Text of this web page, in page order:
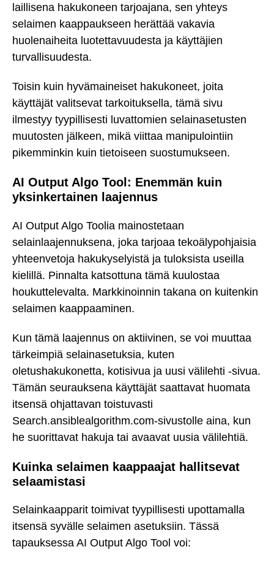
laillisena hakukoneen tarjoajana, sen yhteys
selaimen kaappaukseen herättää vakavia
huolenaiheita luotettavuudesta ja käyttäjien
turvallisuudesta.
Toisin kuin hyvämaineiset hakukoneet, joita
käyttäjät valitsevat tarkoituksella, tämä sivu
ilmestyy tyypillisesti luvattomien selainasetusten
muutosten jälkeen, mikä viittaa manipulointiin
pikemminkin kuin tietoiseen suostumukseen.
AI Output Algo Tool: Enemmän kuin
yksinkertainen laajennus
AI Output Algo Toolia mainostetaan
selainlaajennuksena, joka tarjoaa tekoälypohjaisia
yhteenvetoja hakukyselyistä ja tuloksista useilla
kielillä. Pinnalta katsottuna tämä kuulostaa
houkuttelevalta. Markkinoinnin takana on kuitenkin
selaimen kaappaaminen.
Kun tämä laajennus on aktiivinen, se voi muuttaa
tärkeimpiä selainasetuksia, kuten
oletushakukonetta, kotisivua ja uusi välilehti -sivua.
Tämän seurauksena käyttäjät saattavat huomata
itsensä ohjattavan toistuvasti
Search.ansiblealgorithm.com-sivustolle aina, kun
he suorittavat hakuja tai avaavat uusia välilehtiä.
Kuinka selaimen kaappaajat hallitsevat
selaamistasi
Selainkaapparit toimivat tyypillisesti upottamalla
itsensä syvälle selaimen asetuksiin. Tässä
tapauksessa AI Output Algo Tool voi: